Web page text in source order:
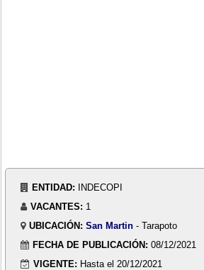
ENTIDAD:
INDECOPI
VACANTES: 1
UBICACIÓN: San Martin - Tarapoto
FECHA DE PUBLICACIÓN: 08/12/2021
VIGENTE: Hasta el 20/12/2021